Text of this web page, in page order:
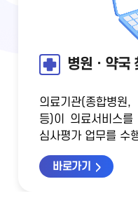
병원ㆍ약국
의료기관(종합병
등)이 의료서비스를
심사평가 업무를 수
바로가기